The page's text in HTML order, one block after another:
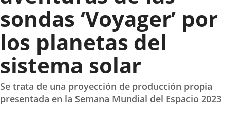
sondas ‘Voyager’ por
los planetas del
sistema solar
Se trata de una proyección de producción propia
presentada en la Semana Mundial del Espacio 2023